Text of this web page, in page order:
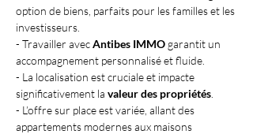
option de biens, parfaits pour les familles et les
investisseurs.
- Travailler avec Antibes IMMO garantit un
accompagnement personnalisé et fluide.
- La localisation est cruciale et impacte
significativement la valeur des propriétés
- L’offre sur place est variée, allant des
appartements modernes aux maisons